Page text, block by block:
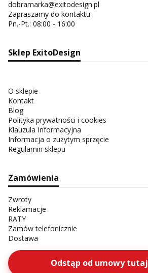
dobramarka@exitodesign.pl
Zapraszamy do kontaktu
Pn.-Pt.: 08:00 - 16:00
Sklep ExitoDesign
O sklepie
Kontakt
Blog
Polityka prywatności i cookies
Klauzula Informacyjna
Informacja o zużytym sprzęcie
Regulamin sklepu
Zamówienia
Zwroty
Reklamacje
RATY
Zamów telefonicznie
Dostawa
Odstąp od umowy tutaj